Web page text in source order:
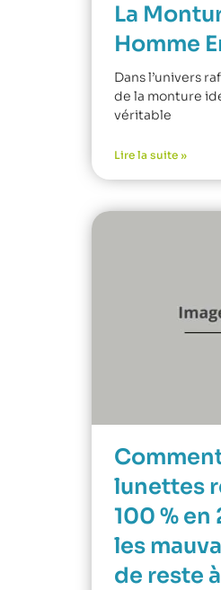
La
Homme
Dans l’univers
de la monture
véritable
Lire la suite »
lunettes
100 %
les
de reste